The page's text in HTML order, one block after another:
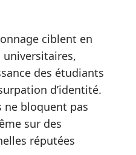
ciblent en
des étudiants
d’identité.
ne bloquent pas
sur des
réputées